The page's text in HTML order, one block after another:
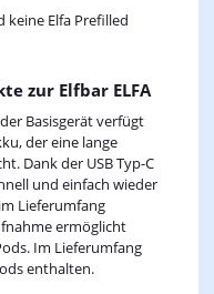
keine Elfa Prefilled
zur Elfbar ELFA
Basisgerät verfügt
der eine lange
Dank der USB Typ-C
und einfach wieder
Lieferumfang
ermöglicht
Im Lieferumfang
enthalten.